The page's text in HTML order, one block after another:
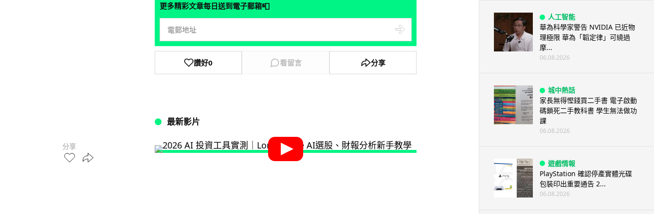
分享
更多精彩文章每日送到電子郵箱📮
讚好0 看留言 分享
最新影片
人工智能
華為科學家警告 NVIDIA 已近物
理極限 華為「韜定律」可繞過
摩...
06.08.2026
城中熱話
家長無得慳錢買二手書 電子啟動
碼鎖死二手教科書 學生無法做功
課
06.08.2026
遊戲情報
PlayStation 確認停產實體光碟
包裝印出重要通告 2...
06.08.2026